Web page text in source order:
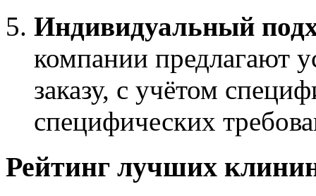
Индивидуальный
компании предлагают
заказу, с учётом
специфических
Рейтинг лучших